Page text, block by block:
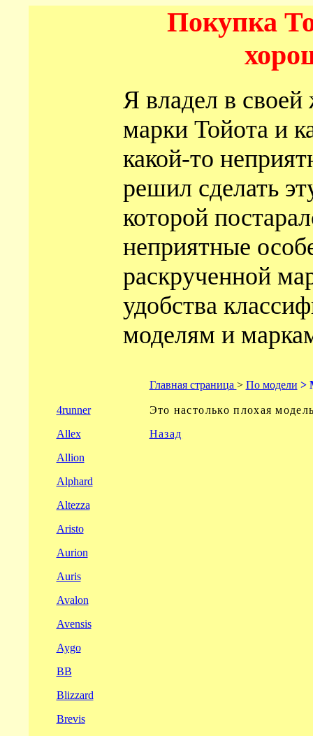
Покупка
Я владел в
марки Тойота и
какой-то
решил сделать
которой
неприятные
раскрученной
удобства
моделям и
Главная страница > По модели >
4runner
Allex
Allion
Alphard
Altezza
Aristo
Aurion
Auris
Avalon
Avensis
Aygo
BB
Blizzard
Brevis
Это настолько плохая
Назад